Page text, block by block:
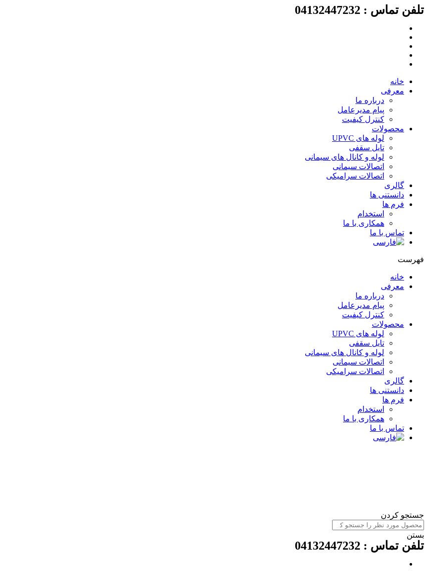
پرش
محتوا
تلفن تماس : 04132447232
خانه
معرفی
درباره ما
پیام مدیرعامل
کنترل کیفیت
محصولات
لوله های UPVC
تایل سقفی
لوله و کانال های سیمانی
اتصالات سیمانی
اتصالات سرامیکی
گالری
دانستنی ها
فرم ها
استخدام
همکاری با ما
تماس با ما
فهرست
خانه
معرفی
درباره ما
پیام مدیرعامل
کنترل کیفیت
محصولات
لوله های UPVC
تایل سقفی
لوله و کانال های سیمانی
اتصالات سیمانی
اتصالات سرامیکی
گالری
دانستنی ها
فرم ها
استخدام
همکاری با ما
تماس با ما
جستجو کردن
بستن
تلفن تماس : 04132447232